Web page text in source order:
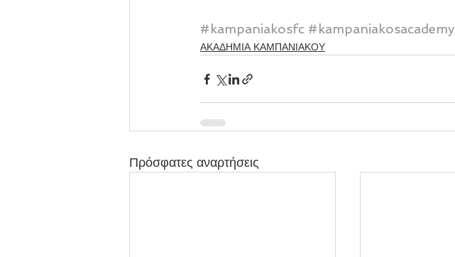
#kampaniakosfc #kampaniakosacademy
ΑΚΑΔΗΜΙΑ ΚΑΜΠΑΝΙΑΚΟΥ
Πρόσφατες αναρτήσεις